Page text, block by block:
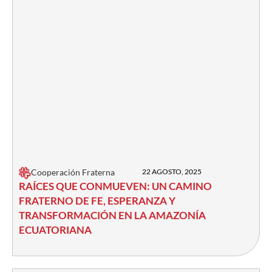
Cooperación Fraterna 22 AGOSTO, 2025
RAÍCES QUE CONMUEVEN: UN CAMINO
FRATERNO DE FE, ESPERANZA Y
TRANSFORMACIÓN EN LA AMAZONÍA
ECUATORIANA